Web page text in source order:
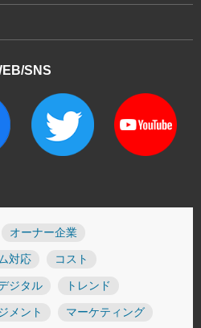
オーナー企業
対応 コスト
ジタル トレンド
メント マーケティング
SNS